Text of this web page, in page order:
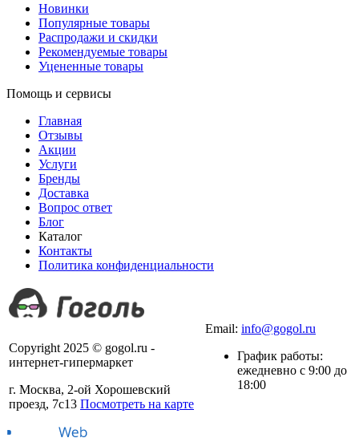
Новинки
Популярные товары
Распродажи и скидки
Рекомендуемые товары
Уцененные товары
Помощь и сервисы
Главная
Отзывы
Акции
Услуги
Бренды
Доставка
Вопрос ответ
Блог
Каталог
Контакты
Политика конфиденциальности
Copyright 2025 © gogol.ru -
интернет-гипермаркет
г. Москва, 2-ой Хорошевский
проезд, 7с13 Посмотреть на карте
Email: info@gogol.ru
График работы:
ежедневно с 9:00 до
18:00